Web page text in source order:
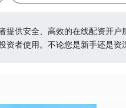
供安全、高效的在线配资开
者使用。不论您是新手还是